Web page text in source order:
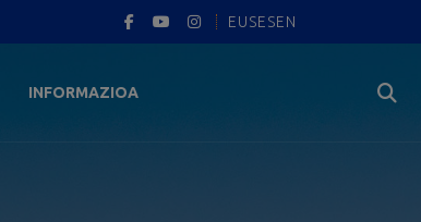
EUSESEN
INFORMAZIOA